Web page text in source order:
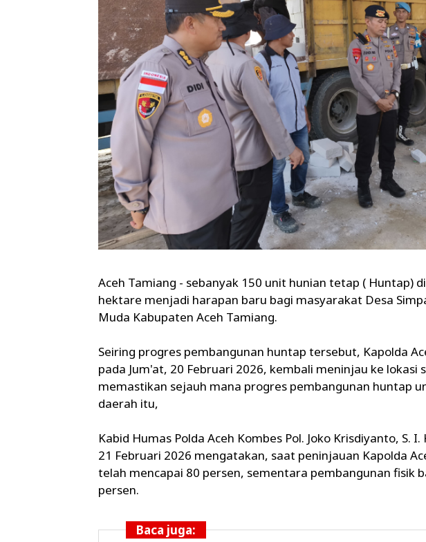
Aceh Tamiang - sebanyak 150 unit hunian tetap ( Huntap)
hektare menjadi harapan baru bagi masyarakat Desa
Muda Kabupaten Aceh Tamiang.
Seiring progres pembangunan huntap tersebut, Kapolda
pada Jum'at, 20 Februari 2026, kembali meninjau ke lokasi
memastikan sejauh mana progres pembangunan huntap
daerah itu,
Kabid Humas Polda Aceh Kombes Pol. Joko Krisdiyanto, S.
21 Februari 2026 mengatakan, saat peninjauan Kapolda
telah mencapai 80 persen, sementara pembangunan fisik
persen.
Baca juga: